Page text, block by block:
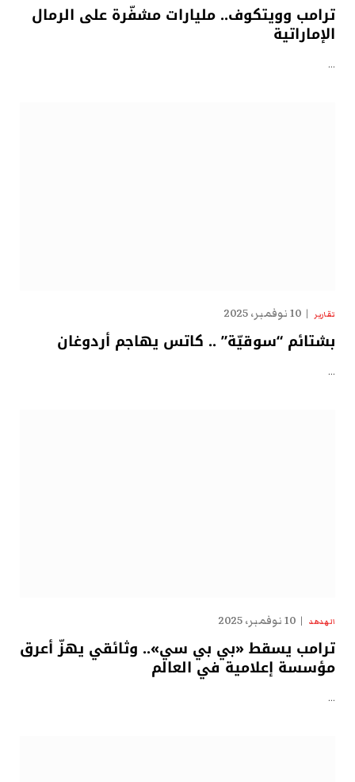
ترامب وويتكوف.. مليارات مشفّرة على الرمال
الإماراتية
…
تقارير 10 نوفمبر، 2025
بشتائم “سوقيّة” .. كاتس يهاجم أردوغان
…
الهدهد 10 نوفمبر، 2025
ترامب يسقط «بي بي سي».. وثائقي يهزّ أعرق
مؤسسة إعلامية في العالم
…